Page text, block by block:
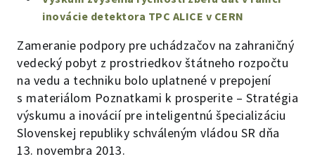
inovácie detektora TPC ALICE v CERN
Zameranie podpory pre uchádzačov na zahraničný
vedecký pobyt z prostriedkov štátneho rozpočtu
na vedu a techniku bolo uplatnené v prepojení
s materiálom Poznatkami k prosperite – Stratégia
výskumu a inovácií pre inteligentnú špecializáciu
Slovenskej republiky schváleným vládou SR dňa
13. novembra 2013.